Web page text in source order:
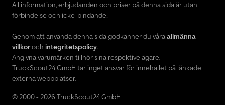
All information, erbjudanden och priser på denna sida är utan
förbindelse och icke-bindande!
Genom att använda denna sida godkänner du våraallmänna
villkoroch integritetspolicy.
Angivna varumärken tillhör sina respektive ägare.
TruckScout24 GmbH tar inget ansvar för innehållet på länkade
externa webbplatser.
© 2000 - 2026 TruckScout24 GmbH